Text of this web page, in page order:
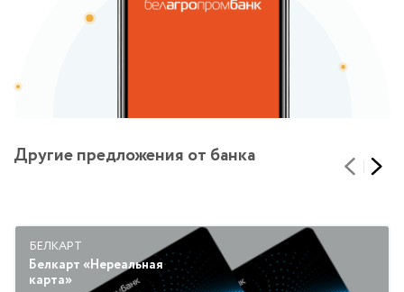
Другие предложения от банка
БЕЛКАРТ
Белкарт «Нереальная
карта»